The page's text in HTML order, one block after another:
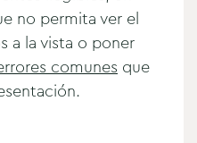
no permita ver el
a la vista o poner
comunes que